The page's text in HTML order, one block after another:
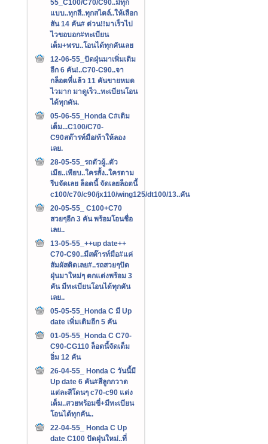
55_C100/C70/C90..มีทุก
แบบ..ทุกสี..ทุกสไตล์..ให้เลือก
สัน 14 คัน# ด่วน!!มาเร็วไป
ไวขอบอก#ทะเบียน
เต็ม+พรบ..โอนได้ทุกคันเลย
12-06-55_ปัดฝุ่นมาเพิ่มเติม
อีก 6 คัน!..C70-C90..จา
กล็อตที่แล้ว 11 คันขายหมด
ไวมาก มาดูเร็ว..ทะเบียนโอน
ได้ทุกคัน.
05-06-55_Honda C#เติม
เต็ม...C100/C70-
C90สต๊ารท์มือ/ท้าให้ลอง
เลย.
28-05-55_รถตัวผู้..ตัว
เมีย..เพียบ..ใครสั้ง..ใครตาม
รีบจัดเลย ล็อตนี้ จัดเลยล็อตนี้
c100/c70/c90/jx110/wing125/dt100/13..คัน
20-05-55_ C100+C70
สวยๆอีก 3 คัน พร้อมโอนชื่อ
เลย..
13-05-55_++up date++
C70-C90..มีสต๊ารท์มือ#แค่
สัมผัสติดเลย#..รถสวยๆปัด
ฝุ่นมาใหม่ๆ ตกแต่งพร้อม 3
คัน มีทะเบียนโอนได้ทุกคัน
เลย..
05-05-55_Honda C มี Up
date เพิ่มเติมอีก 5 คัน
01-05-55_Honda C C70-
C90-CG110 ล็อตนี้จัดเต็ม
อิ่ม 12 คัน
26-04-55_ Honda C วันนี้มี
Up date 6 คัน#สีลูกกวาด
แต่ละสีโดนๆ c70-c90 แต่ง
เต็ม..สวยพร้อมขี่+มีทะเบียน
โอนได้ทุกคัน..
22-04-55_ Honda C Up
date C100 ปัดฝุ่นใหม่..ที่